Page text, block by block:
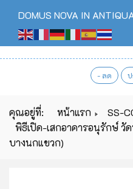
DOMUS NOVA IN
- ลด
คุณอยู่ที่: หน้าแรก
SS-
พิธีเปิด-เสกอาคารอนุรักษ์ วั
บางนกแขวก)